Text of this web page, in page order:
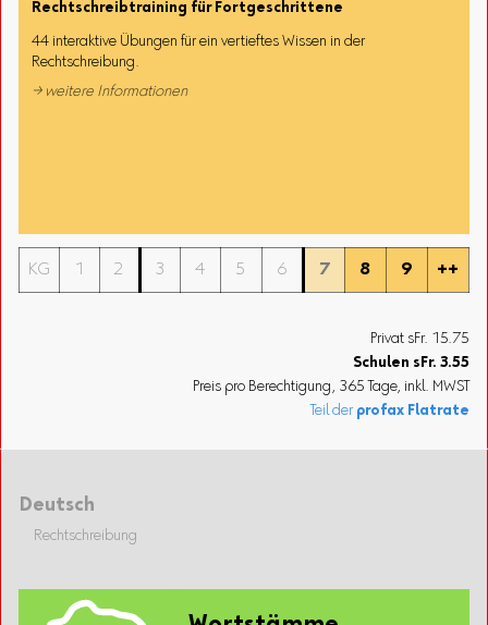
Rechtschreibtraining für Fortgeschrittene
44 interaktive Übungen für ein vertieftes Wissen in der
Rechtschreibung.
→ weitere Informationen
KG 1 2 3 4 5 6 7 8 9 ++
Privat sFr. 15.75
Schulen sFr.3.55
Preis pro Berechtigung, 365 Tage, inkl. MWST
Teil der profax Flatrate
Deutsch
Rechtschreibung